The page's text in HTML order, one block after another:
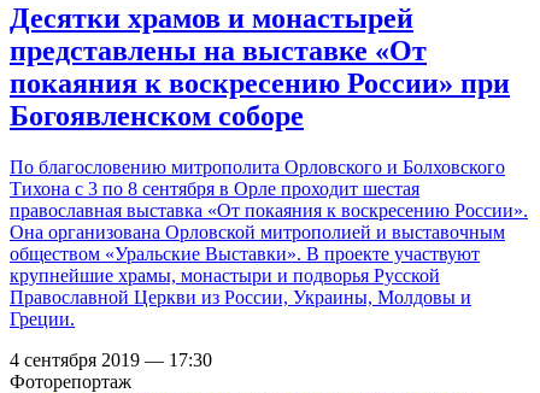
Десятки храмов и монастырей
представлены на выставке «От
покаяния к воскресению России» при
Богоявленском соборе
По благословению митрополита Орловского и Болховского
Тихона с 3 по 8 сентября в Орле проходит шестая
православная выставка «От покаяния к воскресению России».
Она организована Орловской митрополией и выставочным
обществом «Уральские Выставки». В проекте участвуют
крупнейшие храмы, монастыри и подворья Русской
Православной Церкви из России, Украины, Молдовы и
Греции.
4 сентября 2019 — 17:30
Фоторепортаж